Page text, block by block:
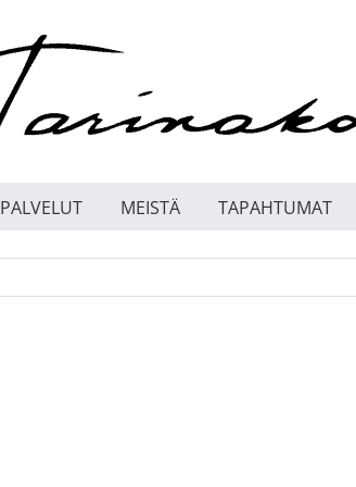
PALVELUT MEISTÄ TAPAHTUMAT